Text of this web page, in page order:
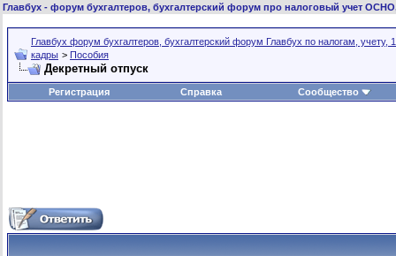
Главбух - форум бухгалтеров, бухгалтерский форум про налоговый учет
Главбух форум бухгалтеров, бухгалтерский форум Главбух по налогам, учету,
кадры > Пособия
Декретный отпуск
Регистрация Справка Сообщество